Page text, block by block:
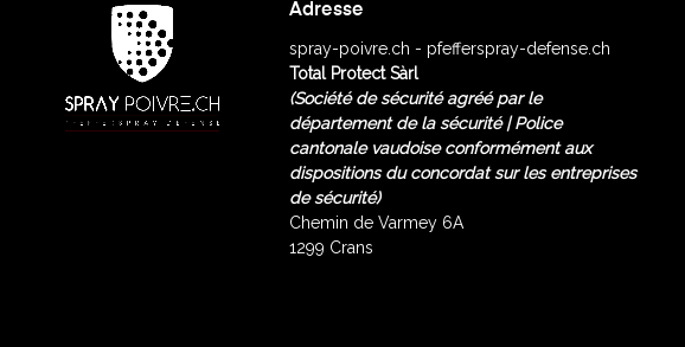
Adresse
spray-poivre.ch - pfefferspray-defense.ch
Total Protect Sàrl
(Société de sécurité agréépar le
département de la sécurité | Police
cantonale vaudoise conformément aux
dispositions du concordat sur les entreprises
de sécurité)
Chemin de Varmey 6A
1299 Crans